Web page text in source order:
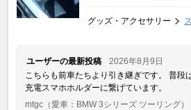
グッズ・アクセサリー
ユーザーの最新投稿
2026年8月9日
こちらも前車たちより引き継ぎです。 普段
充電スマホホルダーに繋げています。
mtgc （愛車：BMW 3シリーズ ツーリング）